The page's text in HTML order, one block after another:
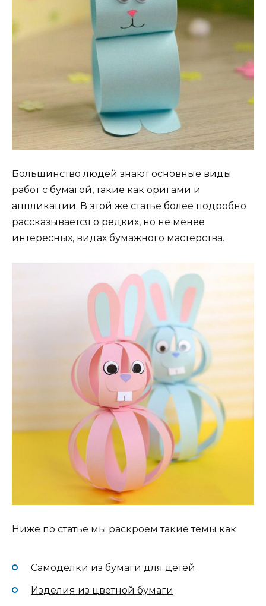
Большинство людей знают основные виды
работ с бумагой, такие как оригами и
аппликации. В этой же статье более подробно
рассказывается о редких, но не менее
интересных, видах бумажного мастерства.
Ниже по статье мы раскроем такие темы как:
Самоделки из бумаги для детей
Изделия из цветной бумаги